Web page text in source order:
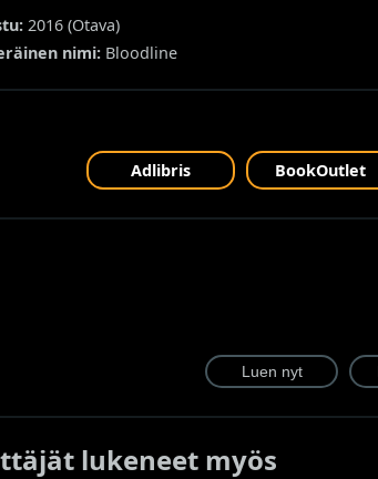
2016 (Otava)
nimi: Bloodline
Adlibris BookOutlet
lukeneet myös